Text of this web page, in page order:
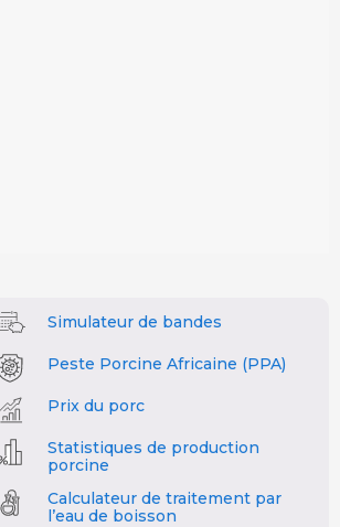
Simulateur de bandes
Peste Porcine Africaine (PPA)
Prix du porc
Statistiques de production
porcine
Calculateur de traitement par
l’eau de boisson